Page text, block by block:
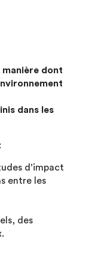
manière dont
dans les
d’impact
entre les
des